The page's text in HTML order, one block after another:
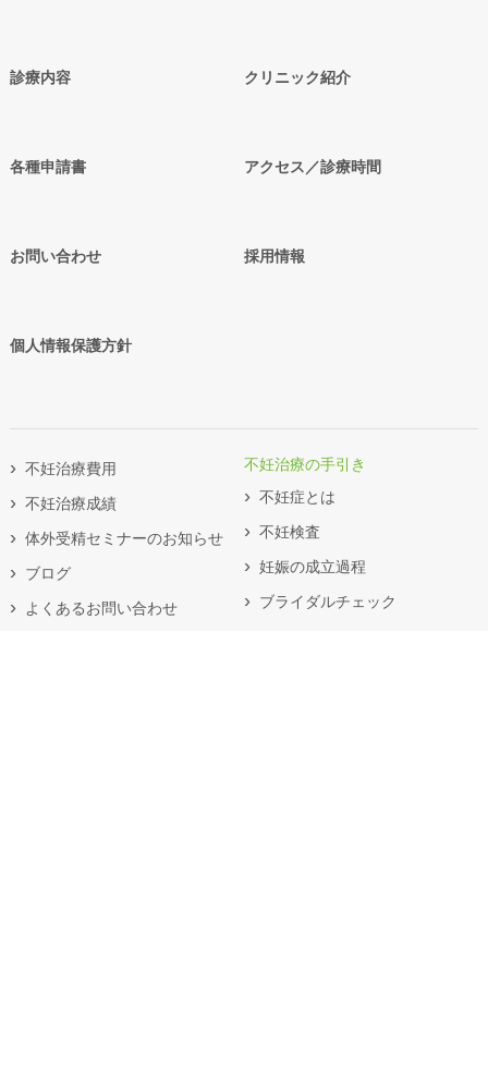
診療内容 クリニック紹介
各種申請書 アクセス／診療時間
お問い合わせ 採用情報
個人情報保護方針
不妊治療費用
不妊治療成績
体外受精セミナーのお知らせ
ブログ
よくあるお問い合わせ
不妊治療の手引き
不妊症とは
不妊検査
妊娠の成立過程
ブライダルチェック